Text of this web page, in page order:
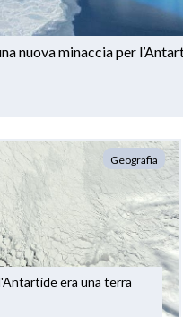
nuova minaccia per
Geografia
era una terra